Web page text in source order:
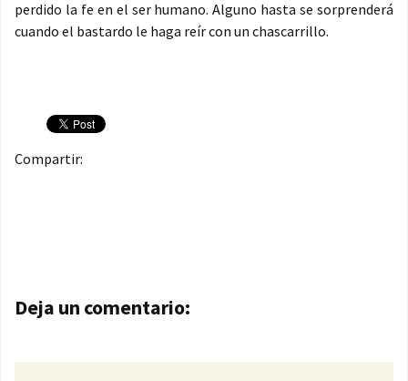
perdido la fe en el ser humano. Alguno hasta se sorprenderá
cuando el bastardo le haga reír con un chascarrillo.
Compartir:
Navegación de entradas
Deja un comentario: